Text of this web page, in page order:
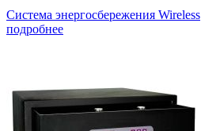
Система энергосбережения Wireless
подробнее